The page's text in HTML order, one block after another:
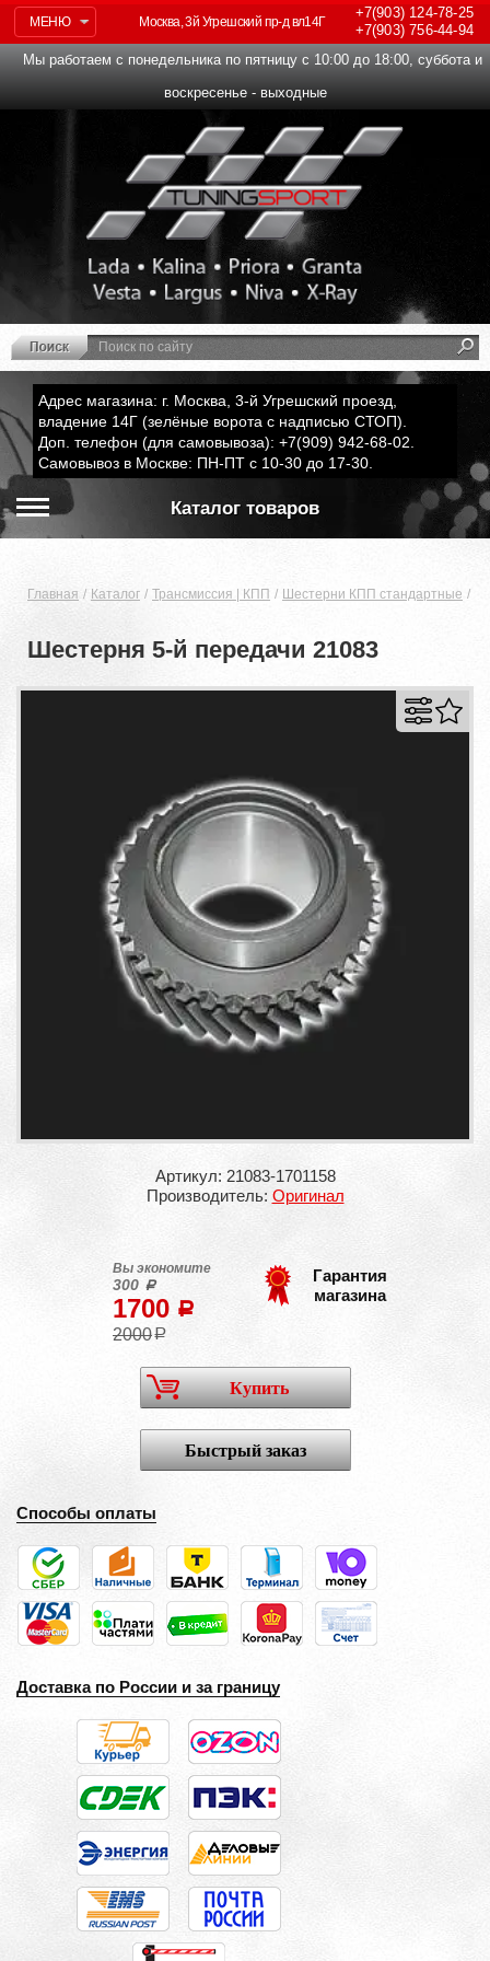
МЕНЮ
+7(903)124-78-25
+7(903)756-44-94
Москва, 3й Угрешский пр-д вл14Г
Мы работаем с понедельника по пятницу с 10:00 до 18:00, суббота и
воскресенье - выходные
Адрес магазина: г. Москва, 3-й Угрешский проезд,
владение 14Г (зелёные ворота с надписью СТОП).
Доп. телефон (для самовывоза): +7(909) 942-68-02.
Самовывоз в Москве: ПН-ПТ с 10-30 до 17-30.
Каталог товаров
Главная Каталог Трансмиссия | КПП Шестерни КПП стандартные
Шестерня 5-й передачи 21083
Артикул: 21083-1701158
Производитель: Оригинал
Вы экономите
300 a
1700 a
2000a
Гарантия
магазина
Купить
Быстрый заказ
Способы оплаты
Доставка по России и за границу